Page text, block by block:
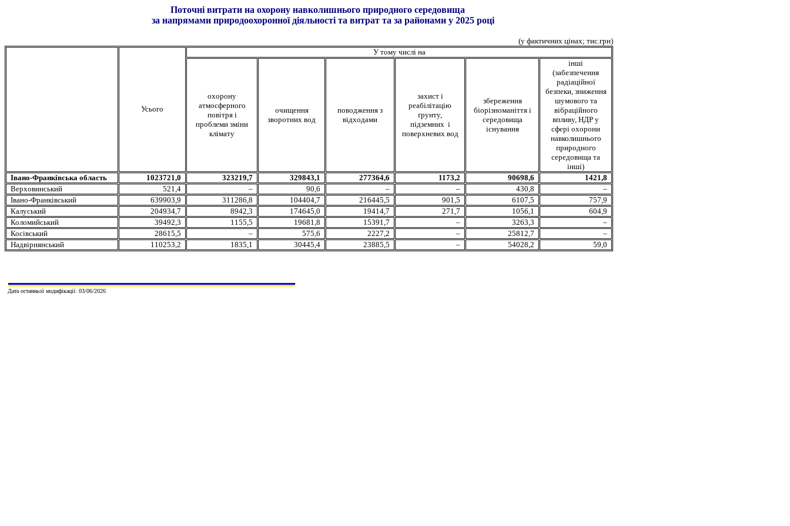
Поточні витрати на охорону навколишнього природного середовища
за напрямами природоохоронної діяльності та витрат та за районами у 2025 році
(у фактичних цінах; тис.грн)
Усього
У тому числі на
охорону
атмосферного
повітря і
проблеми зміни
клімату
очищення
зворотних вод
поводження з
відходами
захист і
реабілітацію
ґрунту,
підземних і
поверхневих вод
збереження
біорізноманіття і
середовища
існування
інші
(забезпечення
радіаційної
безпеки, зниження
шумового та
вібраційного
впливу, НДР у
сфері охорони
навколишнього
природного
середовища та
інші)
Івано-Франківська область
1023721,0 323219,7 329843,1 277364,6 1173,2 90698,6
1421,8
Верховинський
521,4 – 90,6 – – 430,8
–
Івано-Франківський
639903,9 311286,8 104404,7 216445,5 901,5 6107,5
757,9
Калуський
204934,7 8942,3 174645,0 19414,7 271,7 1056,1
604,9
Коломийський
39492,3 1155,5 19681,8 15391,7 – 3263,3
–
Косівський
28615,5 – 575,6 2227,2 – 25812,7
–
Надвірнянський
110253,2 1835,1 30445,4 23885,5 – 54028,2 59,0
Дата останньої модифікації: 03/06/2026